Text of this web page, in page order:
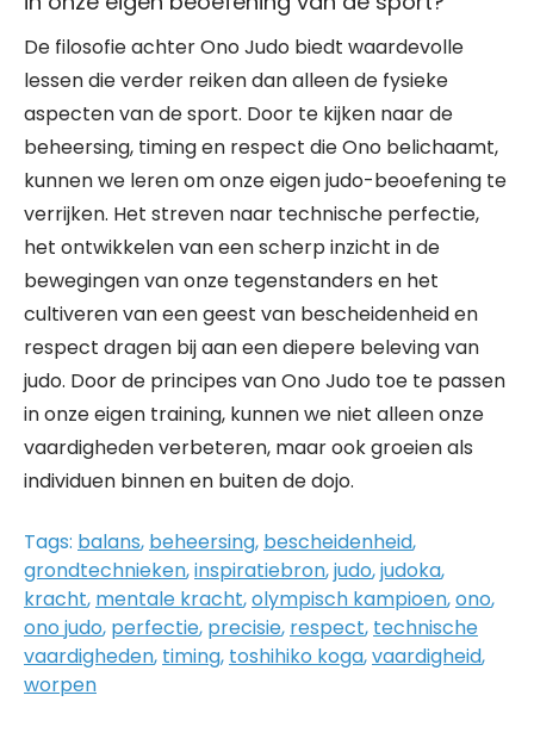
De filosofie achter Ono Judo biedt waardevolle
lessen die verder reiken dan alleen de fysieke
aspecten van de sport. Door te kijken naar de
beheersing, timing en respect die Ono belichaamt,
kunnen we leren om onze eigen judo-beoefening te
verrijken. Het streven naar technische perfectie,
het ontwikkelen van een scherp inzicht in de
bewegingen van onze tegenstanders en het
cultiveren van een geest van bescheidenheid en
respect dragen bij aan een diepere beleving van
judo. Door de principes van Ono Judo toe te passen
in onze eigen training, kunnen we niet alleen onze
vaardigheden verbeteren, maar ook groeien als
individuen binnen en buiten de dojo.
Tags: balans, beheersing, bescheidenheid,
grondtechnieken,inspiratiebron,judo,judoka,
kracht, mentale kracht,olympisch kampioen,ono,
ono judo, perfectie, precisie, respect, technische
vaardigheden, timing, toshihiko koga,vaardigheid,
worpen